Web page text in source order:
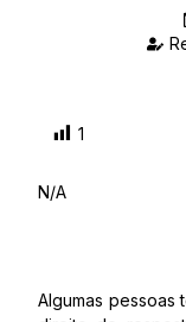
1
N/A
Algumas pessoas